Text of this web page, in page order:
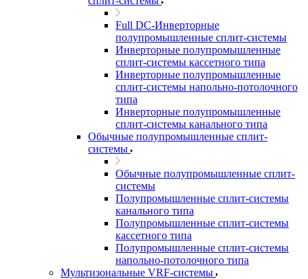
Full DC-Инверторные
полупромышленные сплит-системы
Инверторные полупромышленные
сплит-системы кассетного типа
Инверторные полупромышленные
сплит-системы напольно-потолочного
типа
Инверторные полупромышленные
сплит-системы канального типа
Обычные полупромышленные сплит-
системы
Обычные полупромышленные сплит-
системы
Полупромышленные сплит-системы
канального типа
Полупромышленные сплит-системы
кассетного типа
Полупромышленные сплит-системы
напольно-потолочного типа
Мультизональные VRF-системы